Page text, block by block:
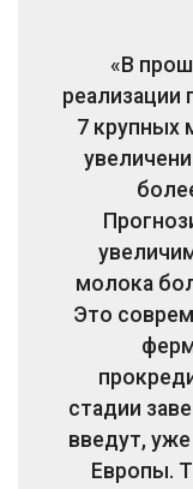
«В
реализации
7 крупных
молока
Это
стадии
введут,
Европы.